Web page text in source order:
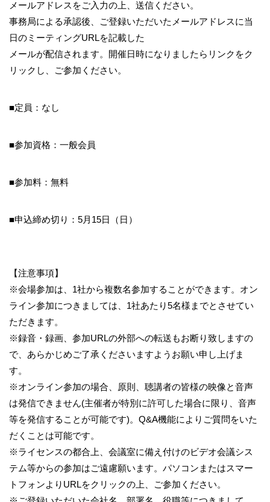
メールアドレスをご入力の上、送信ください。
事務局による承認後、ご登録いただいたメールアドレスに当
日のミーティングURLを記載した
メールが配信されます。開催日時になりましたらリンクをク
リックし、ご参加ください。
■定員：なし
■参加資格：一般会員
■参加料：無料
■申込締め切り：5月15日（日）
【注意事項】
※会場参加は、1社から複数名参加することができます。オン
ライン参加につきましては、1社あたり5名様までとさせてい
ただきます。
※録音・録画、参加URLの外部への転送もお断り致しますの
で、あらかじめご了承くださいますようお願い申し上げま
す。
※オンライン参加の場合、原則、聴講者の皆様の映像と音声
は発信できません(主催者が特別に許可した場合に限り、音声
等を発信することが可能です)。Q&A機能によりご質問をいた
だくことは可能です。
※ライセンスの都合上、会議室に備え付けのビデオ会議シス
テム等からの参加はご遠慮願います。パソコンまたはスマー
トフォンよりURLをクリックの上、ご参加ください。